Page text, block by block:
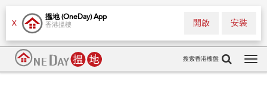
X
搵地 (OneDay) App
香港搵樓 安裝
開啟
搜索香港樓盤